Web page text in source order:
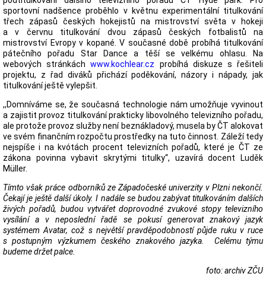
sportovní nadšence proběhlo v květnu experimentální titulkování
třech zápasů českých hokejistů na mistrovství světa v hokeji
a v červnu titulkování dvou zápasů českých fotbalistů na
mistrovství Evropy v kopané. V současné době probíhá titulkování
pátečního pořadu Star Dance a těší se velkému ohlasu. Na
webových stránkáchwww.kochlear.cz probíhá diskuze s řešiteli
projektu, z řad diváků přichází poděkování, názory i nápady, jak
titulkování ještě vylepšit.
,,Domníváme se, že současná technologie nám umožňuje vyvinout
a zajistit provoz titulkování prakticky libovolného televizního pořadu,
ale protože provoz služby není beznákladový, musela by ČT alokovat
ve svém finančním rozpočtu prostředky na tuto činnost. Záleží tedy
nejspíše i na kvótách procent televizních pořadů, které je ČT ze
zákona povinna vybavit skrytými titulky“, uzavírá docent Luděk
Müller.
Tímto však práce odborníků ze Západočeské univerzity v Plzni nekončí.
Čekají je ještě další úkoly. I nadále se budou zabývat titulkováním dalších
živých pořadů, budou vytvářet doprovodné zvukové stopy televizního
vysílání a v neposlední řadě se pokusí generovat znakový jazyk
systémem Avatar, což s největší pravděpodobností půjde ruku v ruce
s postupným výzkumem českého znakového jazyka. Celému týmu
budeme držet palce.
foto: archiv ZČU